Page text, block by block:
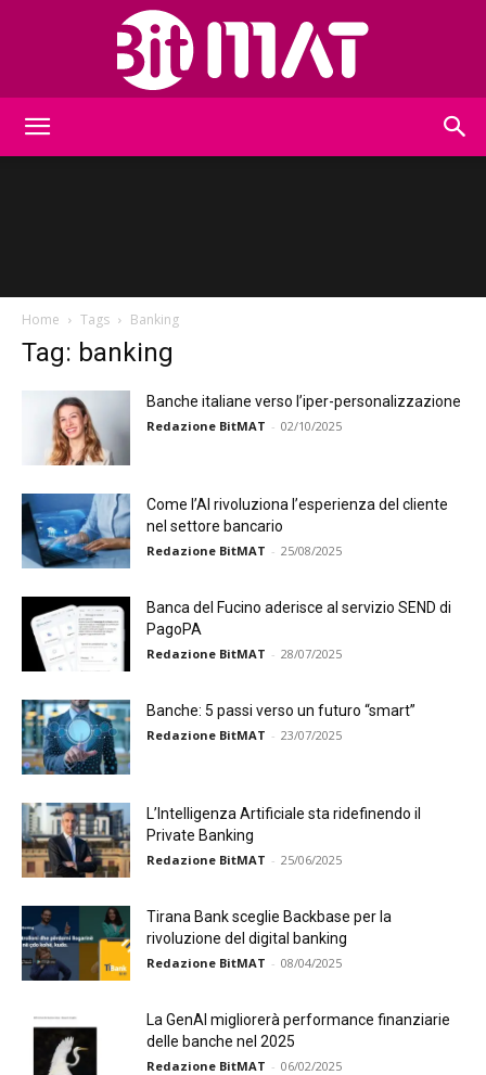
Home Tags Banking
Tag: banking
Banche italiane verso l’iper-personalizzazione
Redazione BitMAT - 02/10/2025
Come l’AI rivoluziona l’esperienza del cliente
nel settore bancario
Redazione BitMAT - 25/08/2025
Banca del Fucino aderisce al servizio SEND di
PagoPA
Redazione BitMAT - 28/07/2025
Banche: 5 passi verso un futuro “smart”
Redazione BitMAT - 23/07/2025
L’Intelligenza Artificiale sta ridefinendo il
Private Banking
Redazione BitMAT - 25/06/2025
Tirana Bank sceglie Backbase per la
rivoluzione del digital banking
Redazione BitMAT - 08/04/2025
La GenAI migliorerà performance finanziarie
delle banche nel 2025
Redazione BitMAT - 06/02/2025